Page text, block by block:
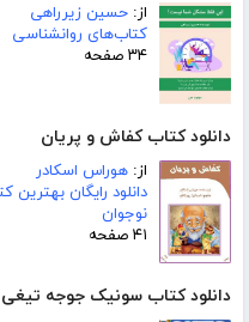
از: حسین زیرراهی
کتاب‌های روانشناسی
۳۴ صفحه
دانلود کتاب کفاش و پریان
از: هوراس اسکادر
دانلود رایگان بهترین
نوجوان
۴۱ صفحه
دانلود کتاب سونیک جوجه تیغی